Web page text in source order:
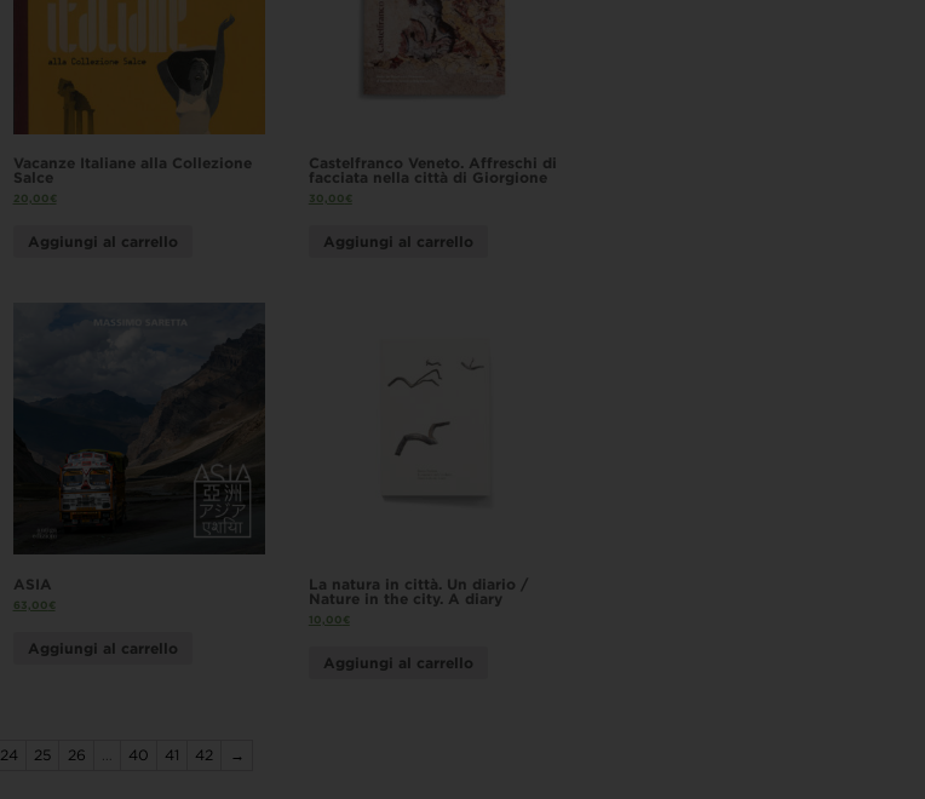
Vacanze Italiane alla Collezione
Salce
20,00€
Aggiungi al carrello
Castelfranco Veneto. Affreschi di
facciata nella città di Giorgione
30,00€
Aggiungi al carrello
ASIA
63,00€
Aggiungi al carrello
La natura in città. Un diario /
Nature in the city. A diary
10,00€
Aggiungi al carrello
24 25 26 40 41 42 →